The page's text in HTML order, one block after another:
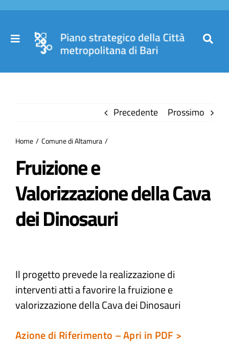
Salta
contenuto
Toggle
Partecipa
Comuni
Notizie
Precedente Prossimo
Home Comune di Altamura
Fruizione e
Valorizzazione della Cava
dei Dinosauri
Il progetto prevede la realizzazione di
interventi atti a favorire la fruizione e
valorizzazione della Cava dei Dinosauri
Azione di Riferimento – Apri in PDF >